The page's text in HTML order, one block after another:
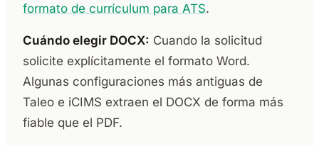
formato de currículum para ATS.
Cuándo elegir DOCX: Cuando la solicitud
solicite explícitamente el formato Word.
Algunas configuraciones más antiguas de
Taleo e iCIMS extraen el DOCX de forma más
fiable que el PDF.